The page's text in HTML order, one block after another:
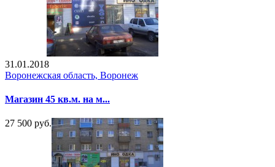
31.01.2018
Воронежская область, Воронеж
Магазин 45 кв.м. на м...
27 500 руб.